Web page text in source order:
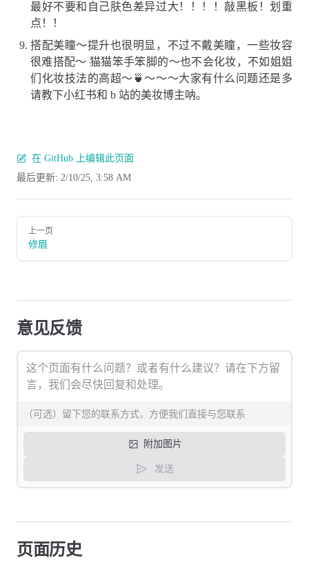
最好不要和自己肤色差异过大！！！！敲黑板！划重
点！！
搭配美瞳～提升也很明显，不过不戴美瞳，一些妆容
很难搭配～ 猫猫笨手笨脚的～也不会化妆，不如姐姐
们化妆技法的高超～🍵～～～大家有什么问题还是多
请教下小红书和 b 站的美妆博主呐。
在 GitHub 上编辑此页面
最后更新: 2/10/25, 3:58 AM
Pager
上一页
修眉
意见反馈
附加图片
发送
页面历史